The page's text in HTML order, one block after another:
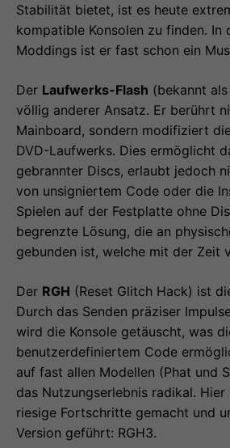
Stabilität bietet, ist es heute
kompatible Konsolen zu finden. In
Moddings ist er fast schon ein
Der Laufwerks-Flash (bekannt
völlig anderer Ansatz. Er berührt
Mainboard, sondern modifiziert
DVD-Laufwerks. Dies ermöglicht
gebrannter Discs, erlaubt jedoch
von unsigniertem Code oder die
Spielen auf der Festplatte ohne
begrenzte Lösung, die an
gebunden ist, welche mit der Zeit
Der RGH (Reset Glitch Hack) ist
Durch das Senden präziser
wird die Konsole getäuscht, was
benutzerdefiniertem Code
auf fast allen Modellen (Phat und
das Nutzungserlebnis radikal.
riesige Fortschritte gemacht und
Version geführt: RGH3.